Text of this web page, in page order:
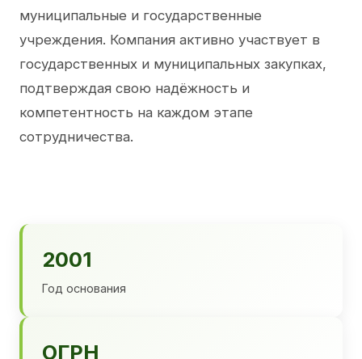
муниципальные и государственные
учреждения. Компания активно участвует в
государственных и муниципальных закупках,
подтверждая свою надёжность и
компетентность на каждом этапе
сотрудничества.
2001
Год основания
ОГРН